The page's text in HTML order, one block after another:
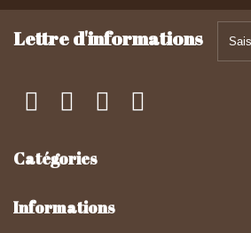
Lettre d'informations
Catégories
Informations